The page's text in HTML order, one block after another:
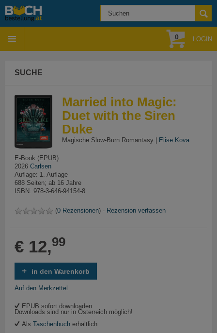
0 LOGIN
SUCHE
Married into Magic:
Duet with the Siren
Duke
Magische Slow-Burn Romantasy | Elise Kova
E-Book (EPUB)
2026 Carlsen
Auflage: 1. Auflage
688 Seiten; ab 16 Jahre
ISBN: 978-3-646-94154-8
(0 Rezensionen) - Rezension verfassen
€ 12,99
in den Warenkorb
Auf den Merkzettel
EPUB sofort downloaden
Downloads sind nur in Österreich möglich!
Als Taschenbuch erhältlich